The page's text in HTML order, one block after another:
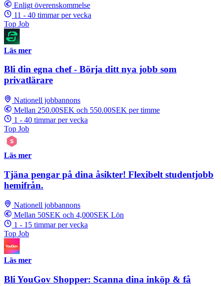
Enligt överenskommelse
11 - 40 timmar per vecka
Top Job
Läs mer
Bli din egna chef - Börja ditt nya jobb som
privatlärare
Nationell jobbannons
Mellan 250.00SEK och 550.00SEK per timme
1 - 40 timmar per vecka
Top Job
Läs mer
Tjäna pengar på dina åsikter! Flexibelt studentjobb
hemifrån.
Nationell jobbannons
Mellan 50SEK och 4,000SEK Lön
1 - 15 timmar per vecka
Top Job
Läs mer
Bli YouGov Shopper: Scanna dina inköp & få